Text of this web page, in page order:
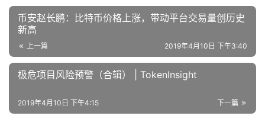
币安赵长鹏：比特币价格上涨，带动平台交易量创历史
新高
上一篇 2019年4月10日 下午3:40
极危项目风险预警（合辑） | TokenInsight
下一篇
2019年4月10日 下午4:15